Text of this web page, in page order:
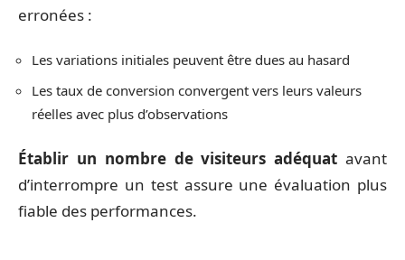
erronées :
Les variations initiales peuvent être dues au hasard
Les taux de conversion convergent vers leurs valeurs
réelles avec plus d’observations
Établir un nombre de visiteurs adéquat avant
d’interrompre un test assure une évaluation plus
fiable des performances.